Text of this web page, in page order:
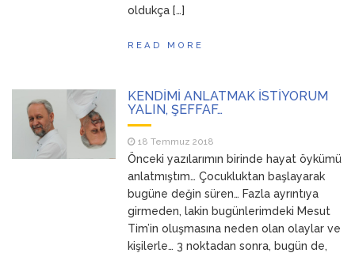
oldukça […]
READ MORE
KENDİMİ ANLATMAK İSTİYORUM
YALIN, ŞEFFAF…
18 Temmuz 2018
Önceki yazılarımın birinde hayat öykümü
anlatmıştım… Çocukluktan başlayarak
bugüne değin süren… Fazla ayrıntıya
girmeden, lakin bugünlerimdeki Mesut
Tim’in oluşmasına neden olan olaylar ve
kişilerle… 3 noktadan sonra, bugün de,